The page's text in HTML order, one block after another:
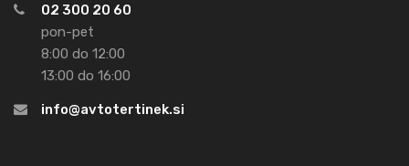
02 300 20 60
pon-pet
8:00 do 12:00
13:00 do 16:00
info@avtotertinek.si